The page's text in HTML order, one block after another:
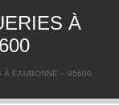
À
À EAUBONNE – 95600